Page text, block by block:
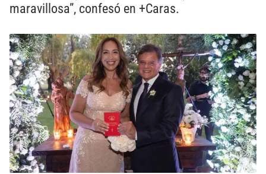
maravillosa”, confesó en +Caras.